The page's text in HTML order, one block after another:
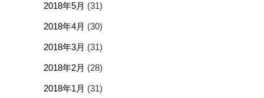
2018年5月 (31)
2018年4月 (30)
2018年3月 (31)
2018年2月 (28)
2018年1月 (31)